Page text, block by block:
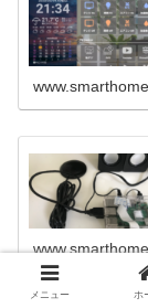
メニュー ホ